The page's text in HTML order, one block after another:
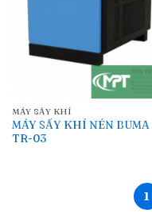
MÁY SẤY KHÍ
MÁY SẤY KHÍ NÉN BUMA
TR-03
1